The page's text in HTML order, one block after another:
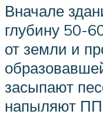
Вначале
глубину 50-
от земли и
засыпают
напыляют